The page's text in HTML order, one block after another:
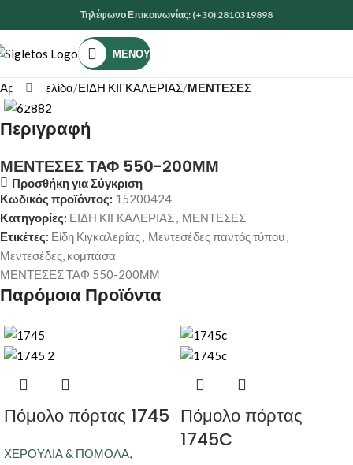
Τηλέφωνο Επικοινωνίας: (+30) 2810319898
ΜΕΝΟΎ
Αρχική σελίδα ΕΙΔΗ ΚΙΓΚΑΛΕΡΙΑΣ ΜΕΝΤΕΣΕΣ
Κάντε κλικ για μεγέθυνση
Περιγραφή
ΜΕΝΤΕΣΕΣ ΤΑΦ 550-200ΜΜ
Προσθήκη για Σύγκριση
Κωδικός προϊόντος: 15200424
Κατηγορίες: ΕΙΔΗ ΚΙΓΚΑΛΕΡΙΑΣ, ΜΕΝΤΕΣΕΣ
Ετικέτες: Είδη Κιγκαλερίας, Μεντεσέδες παντός τύπου,
Μεντεσέδες, κομπάσα
ΜΕΝΤΕΣΕΣ ΤΑΦ 550-200ΜΜ
Παρόμοια Προϊόντα
Πόμολο πόρτας 1745
ΧΕΡΟΥΛΙΑ & ΠΟΜΟΛΑ,
Πόμολο πόρτας
1745C